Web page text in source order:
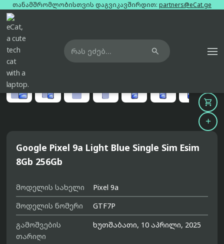
თანამშრომლობისთვის დაგვიკავშირდით: partners@eCat.ge

მთავარი ტელეფონები

Google Pixel 9a Light Blue Single Sim Esim
8Gb 256Gb
მოდელის სახელი
Pixel 9a
მოდელის ნომერი
GTF7P
გამოშვების
თარიღი
ხუთშაბათი, 10 აპრილი, 2025

